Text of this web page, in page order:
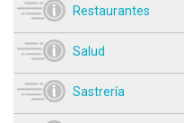
Restaurantes
Salud
Sastrería